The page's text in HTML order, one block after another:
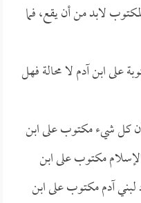
لابد من أن يقع، فما
على ابن آدم لا محالة فهل
كل شيء مكتوب على ابن
مكتوب على ابن
آدم مكتوب على ابن